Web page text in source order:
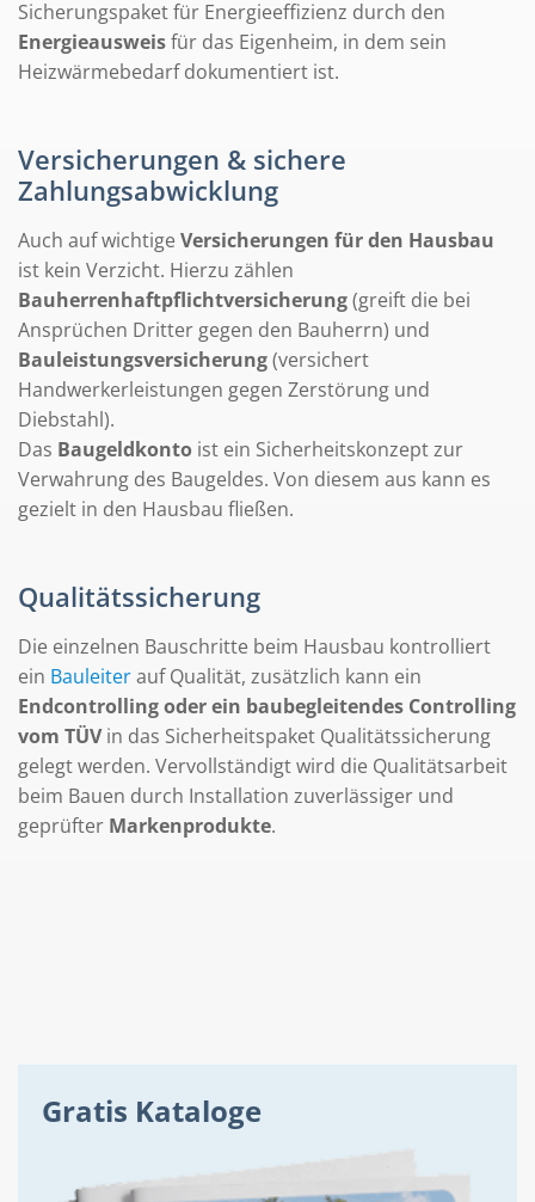
Sicherungspaket für Energieeffizienz durch den
Energieausweisfür das Eigenheim, in dem sein
Heizwärmebedarf dokumentiert ist.
Versicherungen & sichere
Zahlungsabwicklung
Auch auf wichtige Versicherungen für den Hausbau
ist kein Verzicht. Hierzu zählen
Bauherrenhaftpflichtversicherung(greift die bei
Ansprüchen Dritter gegen den Bauherrn) und
Bauleistungsversicherung(versichert
Handwerkerleistungen gegen Zerstörung und
Diebstahl).
Das Baugeldkonto ist ein Sicherheitskonzept zur
Verwahrung des Baugeldes. Von diesem aus kann es
gezielt in den Hausbau fließen.
Qualitätssicherung
Die einzelnen Bauschritte beim Hausbau kontrolliert
ein Bauleiterauf Qualität, zusätzlich kann ein
Endcontrolling oder ein baubegleitendes Controlling
vom TÜVin das Sicherheitspaket Qualitätssicherung
gelegt werden. Vervollständigt wird die Qualitätsarbeit
beim Bauen durch Installation zuverlässiger und
geprüfter Markenprodukte.
Gratis Kataloge